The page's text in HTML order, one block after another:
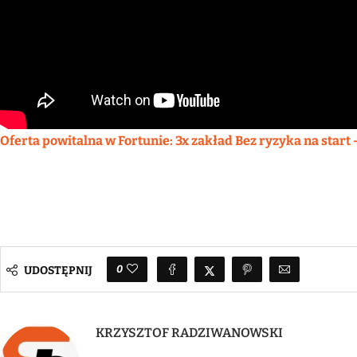
Oferta powitalna w Fortunie: 3x zakład Bez ryzyka na start
UDOSTĘPNIJ 0
KRZYSZTOF RADZIWANOWSKI